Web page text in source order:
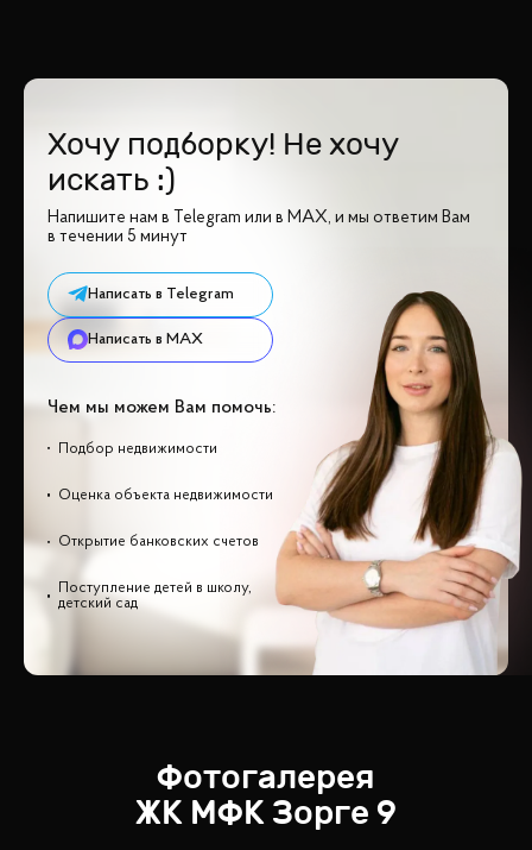
Хочу подборку! Не хочу
искать :)
Напишите нам в Telegram или в MAX, и мы ответим Вам
в течении 5 минут
Написать в Telegram
Написать в MAX
Чем мы можем Вам помочь:
Подбор недвижимости
Оценка объекта недвижимости
Открытие банковских счетов
Поступление детей в школу,
детский сад
Фотогалерея
ЖК МФК Зорге 9